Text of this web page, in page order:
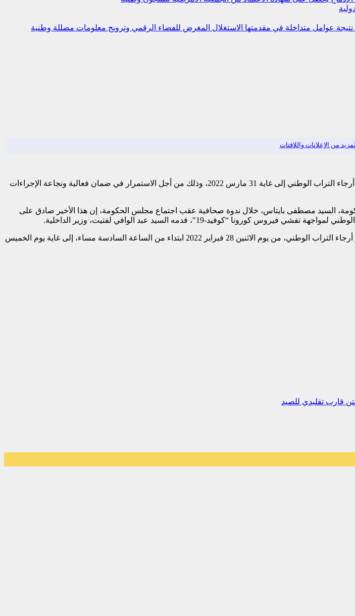
نتيجة عوامل متداخلة في مقدمتها الاستغلال المغرض للفضاء الرقمي وترويج معلومات مضللة وطنية
من الإعلانات واللافتات
قرر مجلس الحكومة، المنعقد اليوم الخميس، تمديد مدة سريان مفعول حالة الطوارئ الصحية بسائر أرجاء التراب الوطني إلى غاية 31 مارس 2022، وذلك من أجل الاستمرار في ضمان فعالية ونجاعة الإجراءات
السيد مصطفى بايتاس، خلال ندوة صحافية عقب اجتماع مجلس الحكومة، إن هذا الأخير صادق على
وأوضح الوزير أن مشروع المرسوم يهدف إلى تمديد مدة سريان مفعول حالة الطوارئ الصحية بسائر أرجاء التراب الوطني، من يوم الاثنين 28 فبراير 2022 ابتداء من الساعة السادسة مساء، إلى غاية يوم الخميس